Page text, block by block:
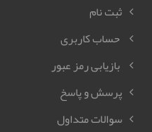
ثبت نام
حساب کاربری
بازیابی رمز عبور
پرسش و پاسخ
سوالات متداول